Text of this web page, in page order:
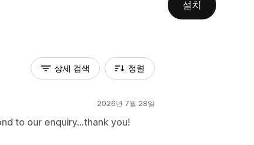
설치
상세 검색 정렬
2026년 7월 28일
to our enquiry...thank you!